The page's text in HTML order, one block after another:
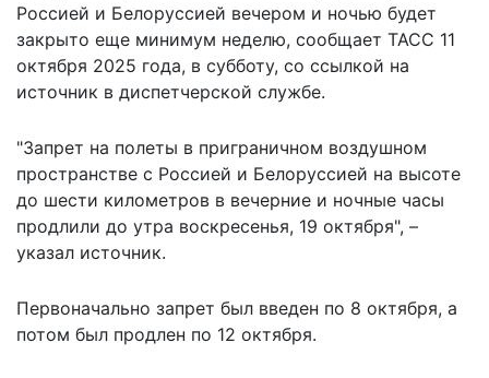
Россией и Белоруссией вечером и ночью будет
закрыто еще минимум неделю, сообщает ТАСС 11
октября 2025 года, в субботу, со ссылкой на
источник в диспетчерской службе.
"Запрет на полеты в приграничном воздушном
пространстве с Россией и Белоруссией на высоте
до шести километров в вечерние и ночные часы
продлили до утра воскресенья, 19 октября", –
указал источник.
Первоначально запрет был введен по 8 октября, а
потом был продлен по 12 октября.